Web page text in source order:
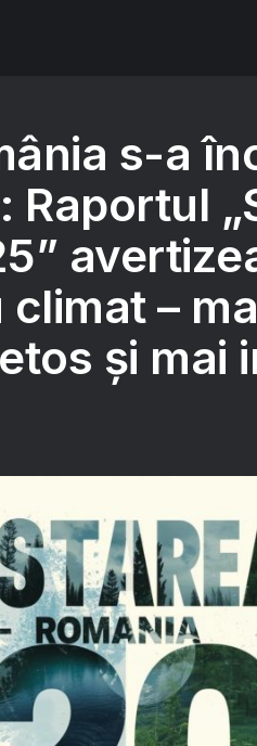
s-a
Raportul
climat –
și mai